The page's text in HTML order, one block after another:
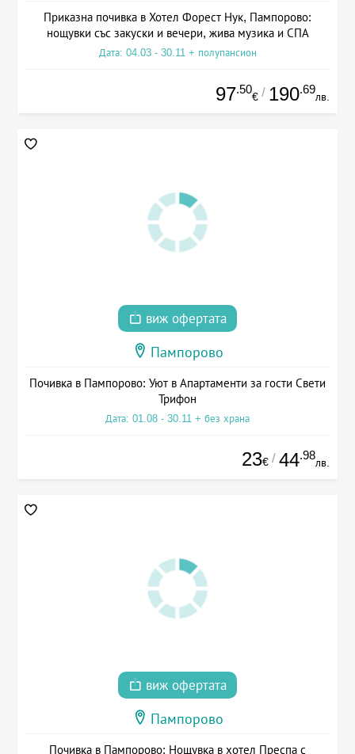
Приказна почивка в Хотел Форест Нук, Пампорово:
нощувки със закуски и вечери, жива музика и СПА
Дата: 04.03 - 30.11 + полупансион
97.50
€ / 190.69
лв.
виж офертата
Пампорово
Почивка в Пампорово: Уют в Апартаменти за гости Свети
Трифон
Дата: 01.08 - 30.11 + без храна
23€ / 44.98
лв.
виж офертата
Пампорово
Почивка в Пампорово: Нощувка в хотел Преспа с